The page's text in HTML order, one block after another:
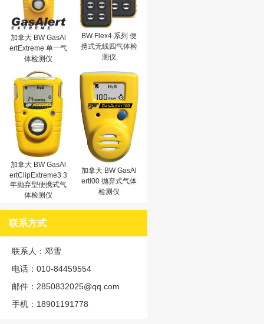
加拿大 BW GasAl
ertExtreme 单一气
体检测仪
BW Flex4 系列 便
携式无线四气体检
测仪
加拿大 BW GasAl
ertClipExtreme3 3
年抛弃型便携式气
体检测仪
加拿大 BW GasAl
ertl00 抛弃式气体
检测仪
联系方式
联系人：邓雪
电话：010-84459554
邮件：2850832025@qq.com
手机：18901191778